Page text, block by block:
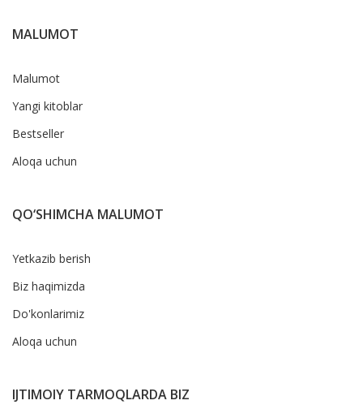
MALUMOT
Malumot
Yangi kitoblar
Bestseller
Aloqa uchun
QO‘SHIMCHA MALUMOT
Yetkazib berish
Biz haqimizda
Do'konlarimiz
Aloqa uchun
IJTIMOIY TARMOQLARDA BIZ